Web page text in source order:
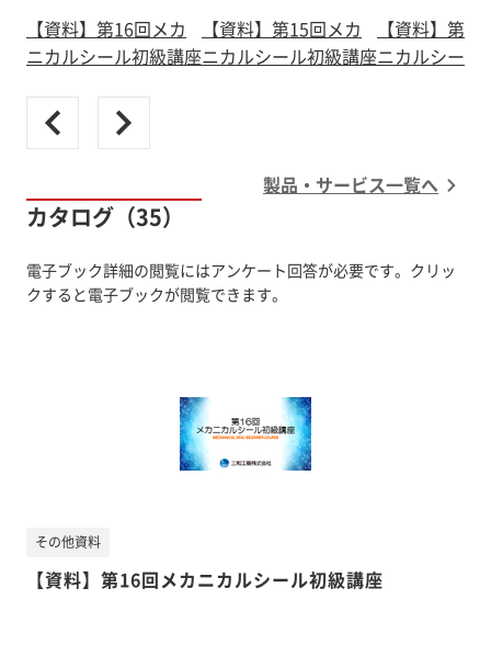
【資料】第16回メカ
ニカルシール初級講座
【資料】第15回メカ
ニカルシール初級講座
【資料】第
ニカルシール
製品・サービス一覧へ
カタログ（35）
電子ブック詳細の閲覧にはアンケート回答が必要です。クリッ
クすると電子ブックが閲覧できます。
【資料】第16回メカニカルシール初級講座
その他資料